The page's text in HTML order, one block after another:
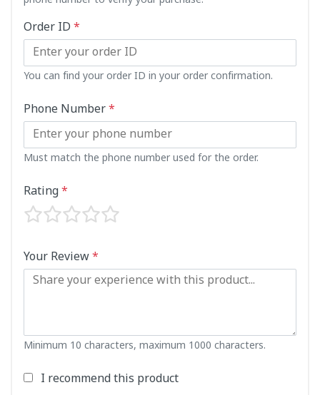
Order ID *
You can find your order ID in your order confirmation.
Phone Number*
Must match the phone number used for the order.
Rating*
Your Review*
Minimum 10 characters, maximum 1000 characters.
I recommend this product